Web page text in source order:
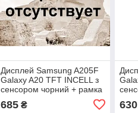
Дисплей Samsung A205F
Galaxy A20 TFT INCELL з
сенсором чорний + рамка
685₴ 630